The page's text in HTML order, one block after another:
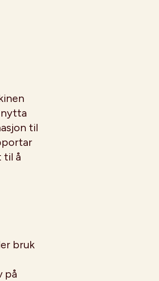
til
til å
bruk
på